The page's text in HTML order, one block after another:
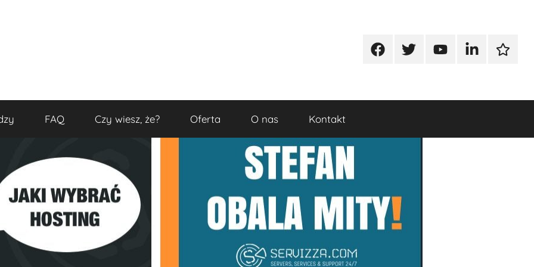
FacebookTwitterYoutubeLinkedinGoogle
FAQ Czy wiesz, że? Oferta O nas Kontakt